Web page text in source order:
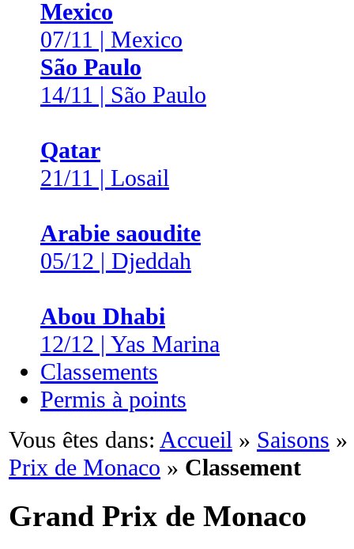
Mexico
07/11 | Mexico
São Paulo
14/11 | São Paulo
Qatar
21/11 | Losail
Arabie saoudite
05/12 | Djeddah
Abou Dhabi
12/12 | Yas Marina
Classements
Permis à points
Vous êtes dans: Accueil » Saisons »
Prix de Monaco » Classement
Grand Prix de Monaco